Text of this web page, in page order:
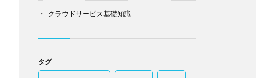
クラウドサービス基礎知識
タグ